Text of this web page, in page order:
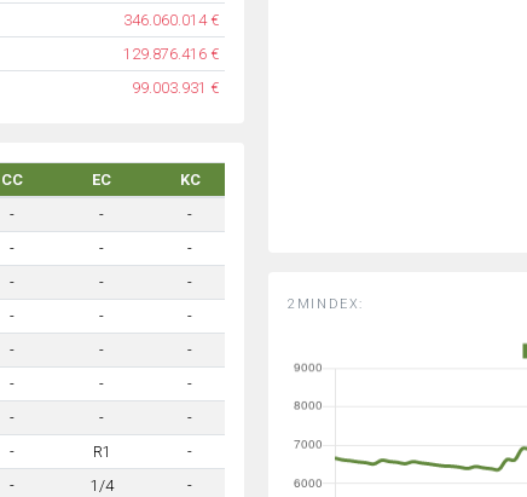
346.060.014 €
129.876.416 €
99.003.931 €
CC EC
KC
- -
-
- -
-
- -
-
- -
-
- -
-
- -
-
- -
-
- R1
-
- 1/4
-
2MINDEX: